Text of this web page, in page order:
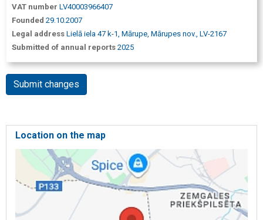
VAT number LV40003966407
Founded 29.10.2007
Legal address Lielā iela 47 k-1, Mārupe, Mārupes nov., LV-2167
Submitted of annual reports 2025
Submit changes
Location on the map